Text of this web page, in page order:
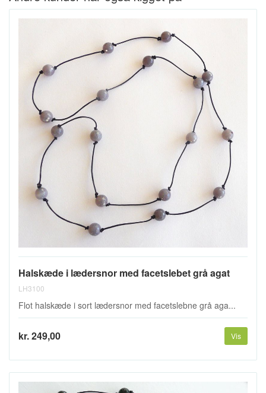
Halskæde i lædersnor med facetslebet grå agat
LH3100
Flot halskæde i sort lædersnor med facetslebne grå aga...
kr. 249,00 Vis